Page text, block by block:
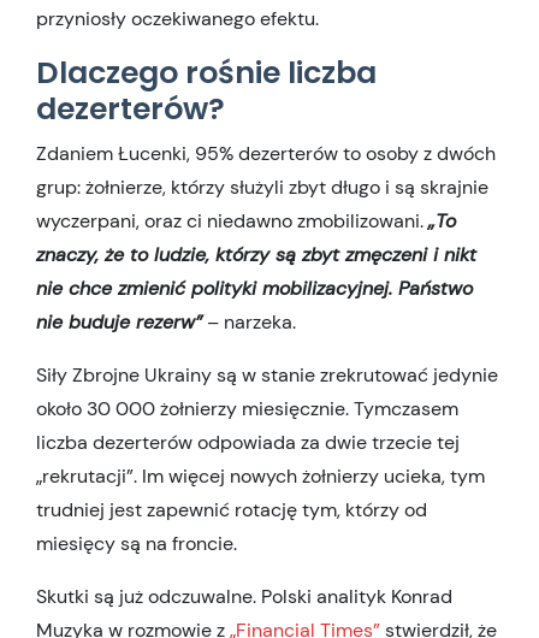
przyniosły oczekiwanego efektu.
Dlaczego rośnie liczba
dezerterów?
Zdaniem Łucenki, 95% dezerterów to osoby z dwóch
grup: żołnierze, którzy służyli zbyt długo i są skrajnie
wyczerpani, oraz ci niedawno zmobilizowani.„To
znaczy, że to ludzie, którzy są zbyt zmęczeni i nikt
nie chce zmienić polityki mobilizacyjnej. Państwo
nie buduje rezerw”– narzeka.
Siły Zbrojne Ukrainy są w stanie zrekrutować jedynie
około 30 000 żołnierzy miesięcznie. Tymczasem
liczba dezerterów odpowiada za dwie trzecie tej
„rekrutacji”. Im więcej nowych żołnierzy ucieka, tym
trudniej jest zapewnić rotację tym, którzy od
miesięcy są na froncie.
Skutki są już odczuwalne. Polski analityk Konrad
Muzyka w rozmowie z„Financial Times”stwierdził, że